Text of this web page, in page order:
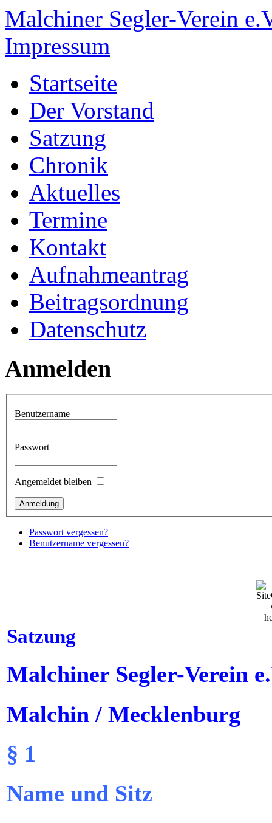
Malchiner Segler-Verein
Impressum
Startseite
Der Vorstand
Satzung
Chronik
Aktuelles
Termine
Kontakt
Aufnahmeantrag
Beitragsordnung
Datenschutz
Anmelden
Benutzername
Passwort
Angemeldet bleiben
Passwort vergessen?
Benutzername vergessen?
Satzung
Malchiner Segler-Verein
Malchin / Mecklenburg
§ 1
Name und Sitz